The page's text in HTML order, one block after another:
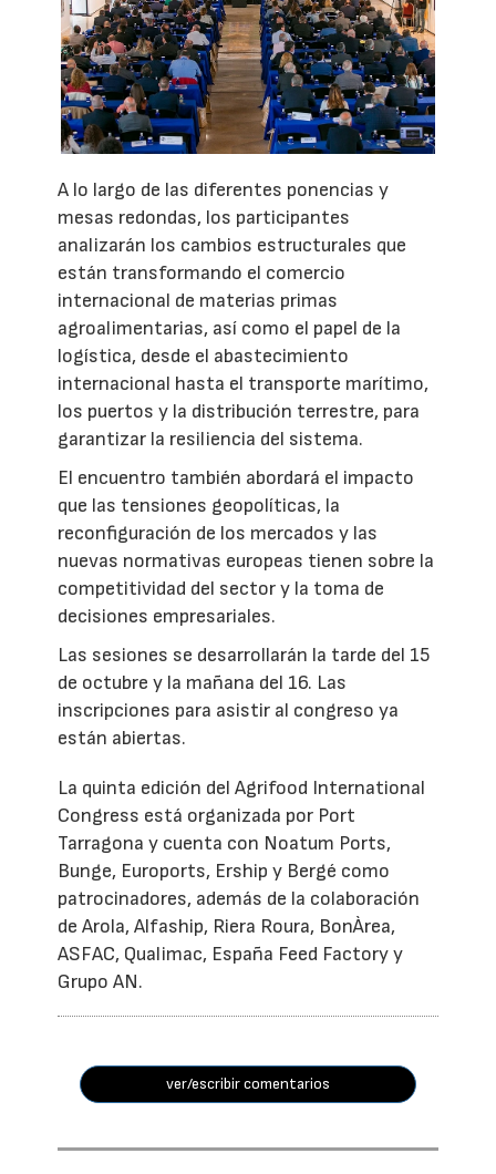
A lo largo de las diferentes ponencias y
mesas redondas, los participantes
analizarán los cambios estructurales que
están transformando el comercio
internacional de materias primas
agroalimentarias, así como el papel de la
logística, desde el abastecimiento
internacional hasta el transporte marítimo,
los puertos y la distribución terrestre, para
garantizar la resiliencia del sistema.
El encuentro también abordará el impacto
que las tensiones geopolíticas, la
reconfiguración de los mercados y las
nuevas normativas europeas tienen sobre la
competitividad del sector y la toma de
decisiones empresariales.
Las sesiones se desarrollarán la tarde del 15
de octubre y la mañana del 16. Las
inscripciones para asistir al congreso ya
están abiertas.
La quinta edición del Agrifood International
Congress está organizada por Port
Tarragona y cuenta con Noatum Ports,
Bunge, Euroports, Ership y Bergé como
patrocinadores, además de la colaboración
de Arola, Alfaship, Riera Roura, BonÀrea,
ASFAC, Qualimac, España Feed Factory y
Grupo AN.
ver/escribir comentarios